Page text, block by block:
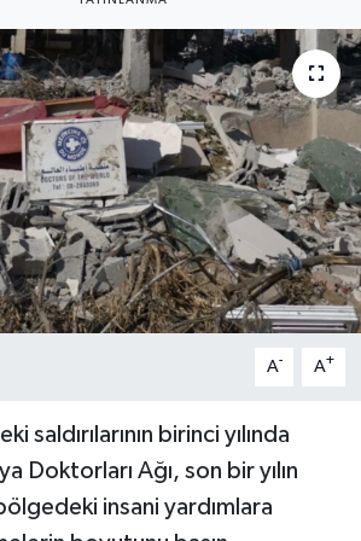
A- A+
saldırılarının birinci yılında
Doktorları Ağı, son bir yılın
insani yardımlara